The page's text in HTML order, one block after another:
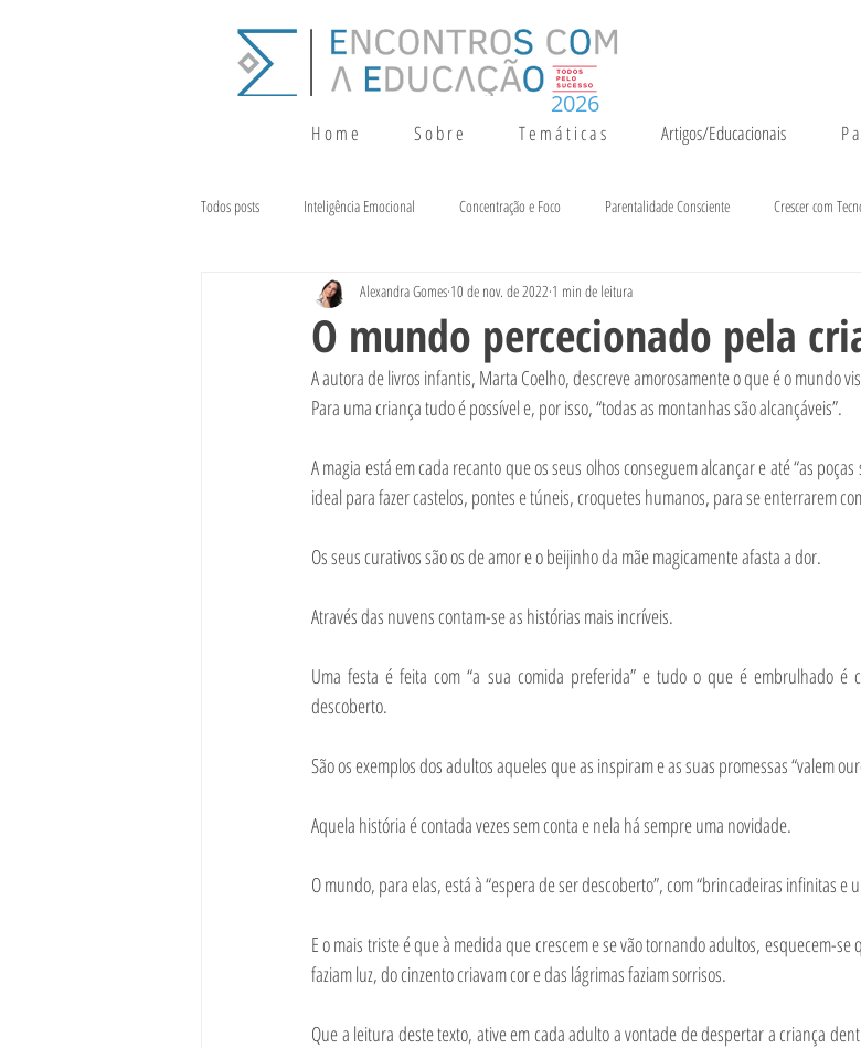
H o m e S o b r e T e m á t i c a s Artigos/Educacionais P
2026
Todos posts Inteligência Emocional Concentração e Foco Parentalidade Consciente Crescer com
Terapia da Fala Alimentação e Crescimento
O mundo percecionado pela
Alexandra Gomes 10 de nov. de 2022 1 min de leitura
A autora de livros infantis, Marta Coelho, descreve amorosamente o que é o mundo
Para uma criança tudo é possível e, por isso, “todas as montanhas são alcançáveis”.
A magia está em cada recanto que os seus olhos conseguem alcançar e até “as
ideal para fazer castelos, pontes e túneis, croquetes humanos, para se enterrarem
Os seus curativos são os de amor e o beijinho da mãe magicamente afasta a dor.
Através das nuvens contam-se as histórias mais incríveis.
Uma festa é feita com “a sua comida preferida” e tudo o que é embrulhado
descoberto.
São os exemplos dos adultos aqueles que as inspiram e as suas promessas “valem
Aquela história é contada vezes sem conta e nela há sempre uma novidade.
O mundo, para elas, está à “espera de ser descoberto”, com “brincadeiras infinitas e
E o mais triste é que à medida que crescem e se vão tornando adultos, esquecem-
faziam luz, do cinzento criavam cor e das lágrimas faziam sorrisos.
Que a leitura deste texto, ative em cada adulto a vontade de despertar a criança